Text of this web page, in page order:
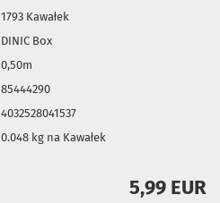
1793 Kawałek
DINIC Box
0,50m
85444290
4032528041537
0.048 kg na Kawałek
5,99 EUR